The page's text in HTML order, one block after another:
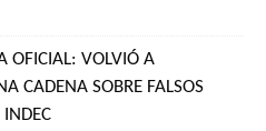
OFICIAL: VOLVIÓ A
CADENA SOBRE FALSOS
INDEC